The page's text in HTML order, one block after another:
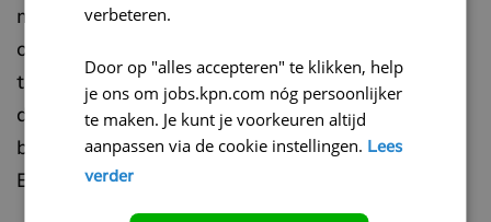
maatschappelijke motivatie. We doen dit om
organisaties proactief te informeren en mensen
te helpen die mogelijk slachtoffer zijn van een
datalek. Hier maken we ook tooling voor,
bijvoorbeeld op basis van Docker en
Elasticsearch."
verbeteren.
Door op "alles accepteren" te klikken, help
je ons om jobs.kpn.com nóg persoonlijker
te maken. Je kunt je voorkeuren altijd
aanpassen via de cookie instellingen. Lees
verder